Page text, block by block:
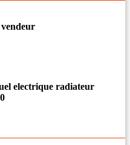
electrique radiateur